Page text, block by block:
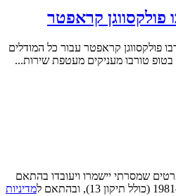
פולקסווגן קראפטר
פולקסווגן קראפטר עבור כל המודלים
בטופ טורבו מעניקים מעטפת שירות...
שמסרתי יישמרו ויעובדו בהתאם
מדיניות